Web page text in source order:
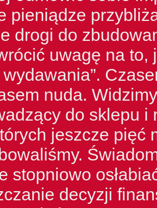
pieniądze
drogi do
uwagę na to,
wydawania”.
nuda.
do sklepu i
jeszcze pięć
stopniowo
decyzji